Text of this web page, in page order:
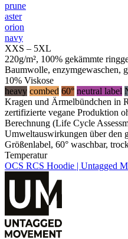
prune
aster
orion
navy
XXS – 5XL
220g/m², 100% gekämmte
Baumwolle, enzymgewaschen,
10% Viskose
heavy combed 60° neutral label
Kragen und Ärmelbündchen in
zertifizierte vegane Produktion
Berechnung (Life Cycle
Umweltauswirkungen über den
Größenlabel, 60° waschbar,
Temperatur
OCS RCS Hoodie | Untagged